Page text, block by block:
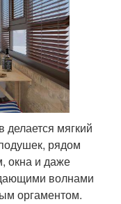
делается мягкий
рядом
окна и даже
волнами
оргаментом.